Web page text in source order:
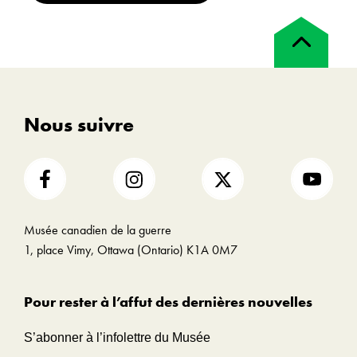
Retour
Nous suivre
Musée canadien de la guerre
1, place Vimy, Ottawa (Ontario) K1A 0M7
Pour rester à l’affut des dernières nouvelles
S’abonner à l’infolettre du Musée